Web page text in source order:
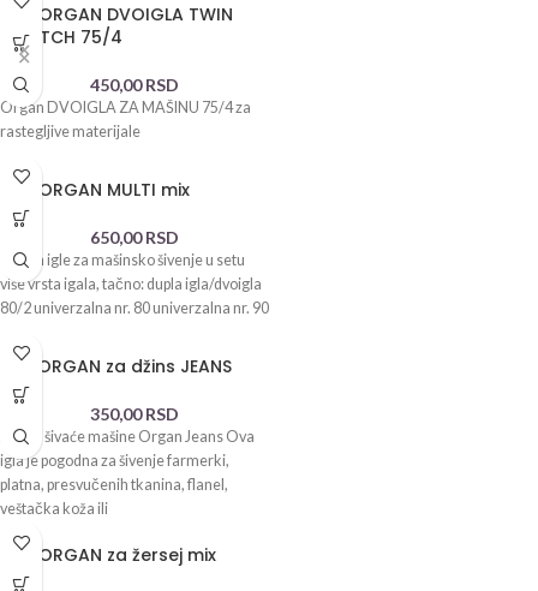
Igla ORGAN DVOIGLA TWIN
STRETCH 75/4
450,00RSD
Organ DVOIGLA ZA MAŠINU 75/4 za
rastegljive materijale
Igla ORGAN MULTI mix
650,00RSD
Organ igle za mašinsko šivenje u setu
više vrsta igala, tačno: dupla igla/dvoigla
80/2 univerzalna nr. 80 univerzalna nr. 90
Igle ORGAN za džins JEANS
350,00RSD
Igle za šivaće mašine Organ Jeans Ova
igla je pogodna za šivenje farmerki,
platna, presvučenih tkanina, flanel,
veštačka koža ili
Igla ORGAN za žersej mix